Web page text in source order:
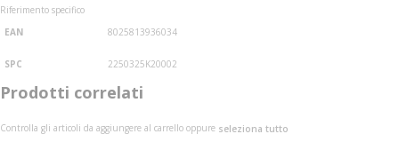
Riferimento specifico
EAN
8025813936034
SPC 2250325K20002
Prodotti correlati
Controlla gli articoli da aggiungere al carrello oppure seleziona tutto